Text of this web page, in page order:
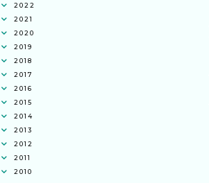
2022
2021
2020
2019
2018
2017
2016
2015
2014
2013
2012
2011
2010